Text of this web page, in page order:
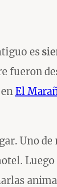
es
fueron
El
Uno